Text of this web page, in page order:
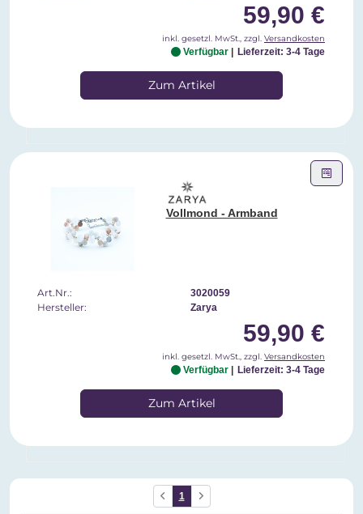
59,90 €
inkl. gesetzl. MwSt., zzgl. Versandkosten
Verfügbar Lieferzeit: 3-4 Tage
Zum Artikel
Vollmond - Armband
Art.Nr.: 3020059
Hersteller: Zarya
59,90 €
inkl. gesetzl. MwSt., zzgl. Versandkosten
Verfügbar Lieferzeit: 3-4 Tage
Zum Artikel
1